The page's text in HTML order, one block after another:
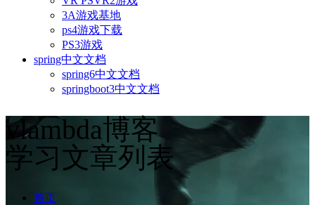
3A游戏基地
ps4游戏下载
PS3游戏
spring中文文档
spring6中文文档
springboot3中文文档
vlambda博客
学习文章列表
首页